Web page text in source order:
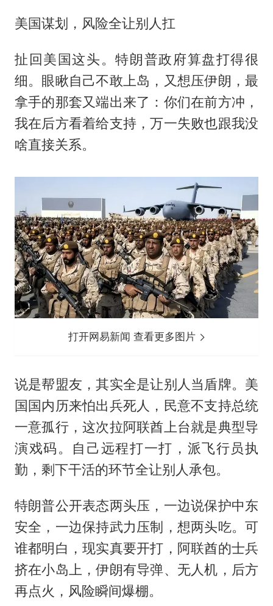
美国谋划，风险全让别人扛
扯回美国这头。特朗普政府算盘打得很
细。眼瞅自己不敢上岛，又想压伊朗，最
拿手的那套又端出来了：你们在前方冲，
我在后方看着给支持，万一失败也跟我没
啥直接关系。
打开网易新闻 查看更多图片
说是帮盟友，其实全是让别人当盾牌。美
国国内历来怕出兵死人，民意不支持总统
一意孤行，这次拉阿联酋上台就是典型导
演戏码。自己远程打一打，派飞行员执
勤，剩下干活的环节全让别人承包。
特朗普公开表态两头压，一边说保护中东
安全，一边保持武力压制，想两头吃。可
谁都明白，现实真要开打，阿联酋的士兵
挤在小岛上，伊朗有导弹、无人机，后方
再点火，风险瞬间爆棚。